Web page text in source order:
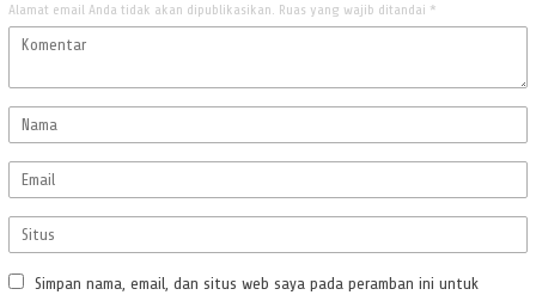
Alamat email Anda tidak akan dipublikasikan. Ruas yang wajib ditandai *
Simpan nama, email, dan situs web saya pada peramban ini untuk